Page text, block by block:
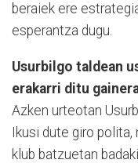
beraiek ere
esperantza dugu.
Usurbilgo taldean
erakarri ditu
Azken urteotan
Ikusi dute giro polita,
klub batzuetan